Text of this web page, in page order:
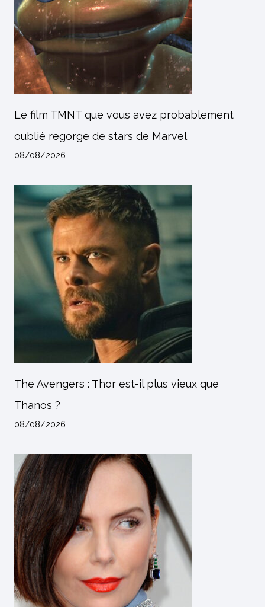
Le film TMNT que vous avez probablement
oublié regorge de stars de Marvel
08/08/2026
The Avengers : Thor est-il plus vieux que
Thanos ?
08/08/2026